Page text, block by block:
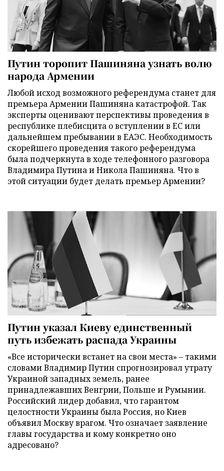
Путин торопит Пашиняна узнать волю
народа Армении
Любой исход возможного референдума станет для
премьера Армении Пашиняна катастрофой. Так
эксперты оценивают перспективы проведения в
республике плебисцита о вступлении в ЕС или
дальнейшем пребывании в ЕАЭС. Необходимость
скорейшего проведения такого референдума
была подчеркнута в ходе телефонного разговора
Владимира Путина и Никола Пашиняна. Что в
этой ситуации будет делать премьер Армении?
Путин указал Киеву единственный
путь избежать распада Украины
«Все исторически встанет на свои места» – такими
словами Владимир Путин спрогнозировал утрату
Украиной западных земель, ранее
принадлежавших Венгрии, Польше и Румынии.
Российский лидер добавил, что гарантом
целостности Украины была Россия, но Киев
объявил Москву врагом. Что означает заявление
главы государства и кому конкретно оно
адресовано?